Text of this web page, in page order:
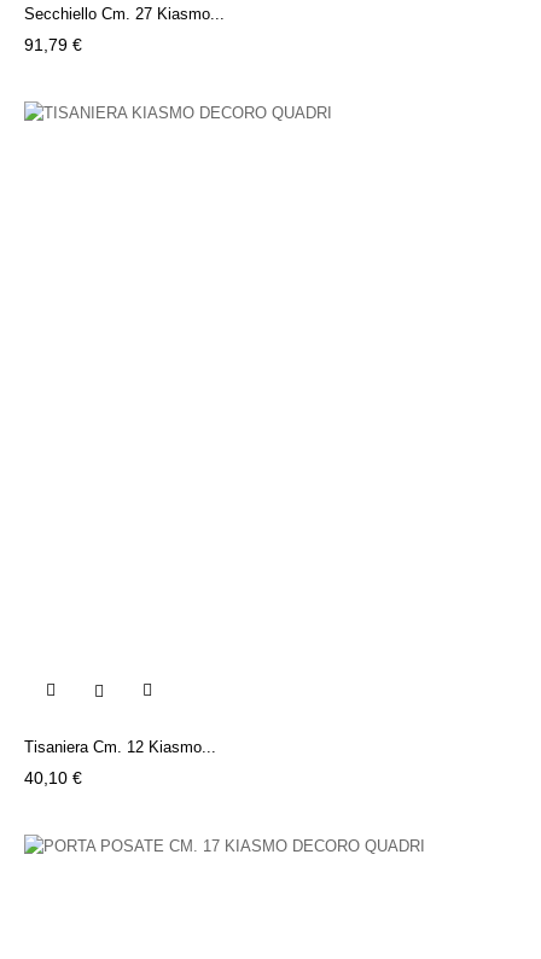
Secchiello Cm. 27 Kiasmo...
Prezzo
91,79 €

Tisaniera Cm. 12 Kiasmo...
Prezzo
40,10 €